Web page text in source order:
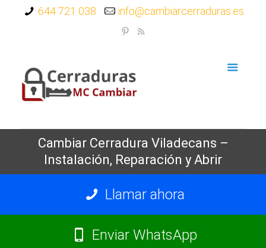
644 721 038 info@cambiarcerraduras.es
Cambiar Cerradura Viladecans –
Instalación, Reparación y Abrir
Llamar ahora
Enviar WhatsApp